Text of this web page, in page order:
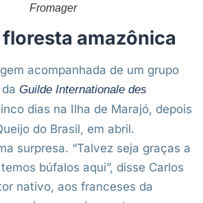
Fromager
amazônica
acompanhada de um grupo
Guilde Internationale des
dias na Ilha de Marajó, depois
do Brasil, em abril.
surpresa. “Talvez seja graças a
búfalos aqui”, disse Carlos
nativo, aos franceses da